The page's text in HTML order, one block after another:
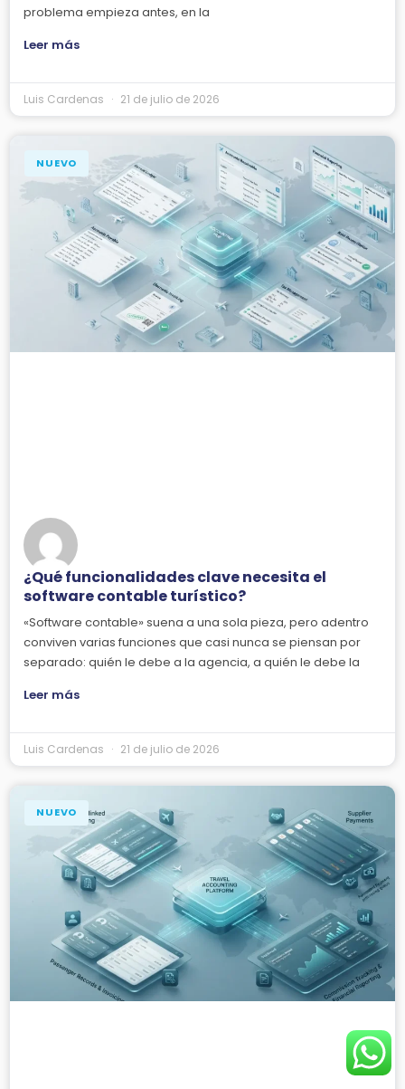
problema empieza antes, en la
Leer más
Luis Cardenas 21 de julio de 2026
NUEVO
¿Qué funcionalidades clave necesita el
software contable turístico?
«Software contable» suena a una sola pieza, pero adentro
conviven varias funciones que casi nunca se piensan por
separado: quién le debe a la agencia, a quién le debe la
Leer más
Luis Cardenas 21 de julio de 2026
NUEVO